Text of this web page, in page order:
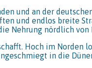
und an der
und endlos breite
Nehrung nördlich von
Hoch im Norden
in die